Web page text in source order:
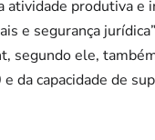
atividade produtiva
e segurança
segundo ele,
da capacidade de